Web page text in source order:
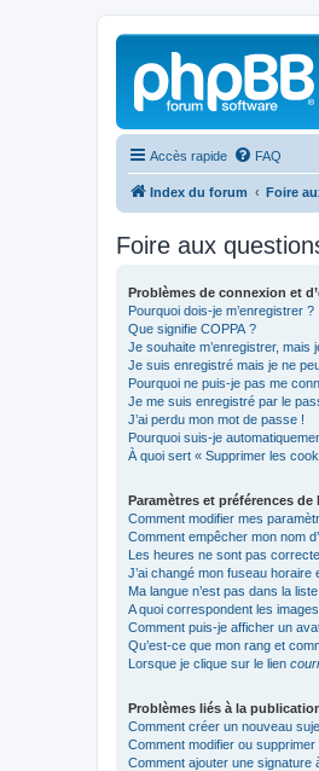
Accès rapide FAQ
Index du forum Foire
Foire aux
Problèmes de connexion et
Pourquoi dois-je m’enregistrer ?
Que signifie COPPA ?
Je souhaite m’enregistrer, mais
Je suis enregistré mais je ne
Pourquoi ne puis-je pas me
Je me suis enregistré par le
J’ai perdu mon mot de passe !
Pourquoi suis-je
À quoi sert « Supprimer les
Paramètres et préférences de
Comment modifier mes
Comment empêcher mon nom
Les heures ne sont pas
J’ai changé mon fuseau horaire
Ma langue n’est pas dans la liste
A quoi correspondent les
Comment puis-je afficher un
Qu’est-ce que mon rang et
Lorsque je clique sur le lien
Problèmes liés à la
Comment créer un nouveau
Comment modifier ou
Comment ajouter une signature